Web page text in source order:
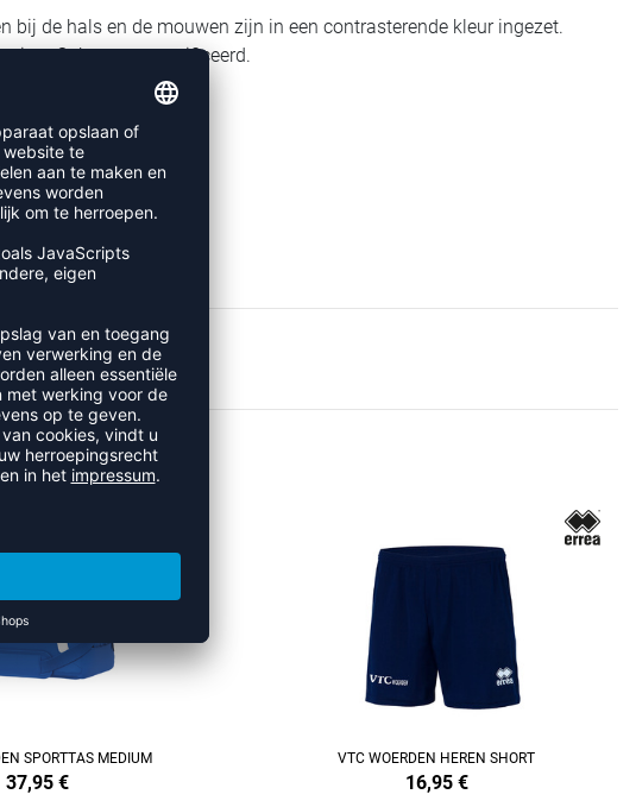
de hals en de mouwen zijn in een contrasterende kleur ingezet.
Oeko-tex gecertificeerd.
SPORTTAS MEDIUM
37,95 €
VTC WOERDEN HEREN SHORT
16,95 €